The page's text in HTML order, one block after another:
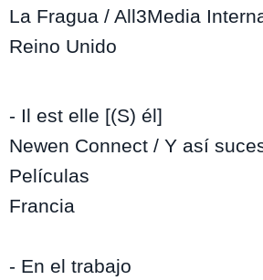
La Fragua / All3Media
Reino Unido
- Il est elle [(S) él]
Newen Connect / Y así
Películas
Francia
- En el trabajo